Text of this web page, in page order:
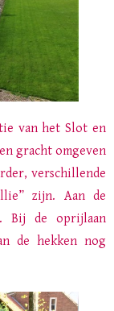
van het Slot en
gracht omgeven
verschillende
zijn. Aan de
Bij de oprijlaan
de hekken nog